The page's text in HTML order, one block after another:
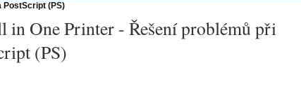
PostScript (PS)
in One Printer - Řešení problémů při
(PS)